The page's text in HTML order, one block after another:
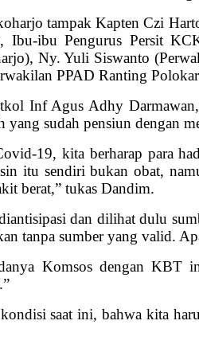
tampak Kapten Czi
Ibu-ibu Pengurus Persit
Ny. Yuli Siswanto
PPAD Ranting
Inf Agus Adhy
yang sudah pensiun dengan
19, kita berharap para
itu sendiri bukan obat,
berat,” tukas Dandim.
dan dilihat dulu
tanpa sumber yang valid.
Komsos dengan KBT
saat ini, bahwa kita